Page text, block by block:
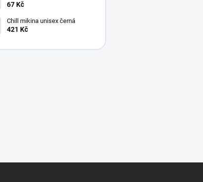
nastavitelná
67 Kč
Chill mikina unisex černá
421 Kč